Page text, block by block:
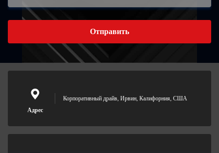
Отправить
Адрес
Корпоративный драйв, Ирвин, Калифорния, США